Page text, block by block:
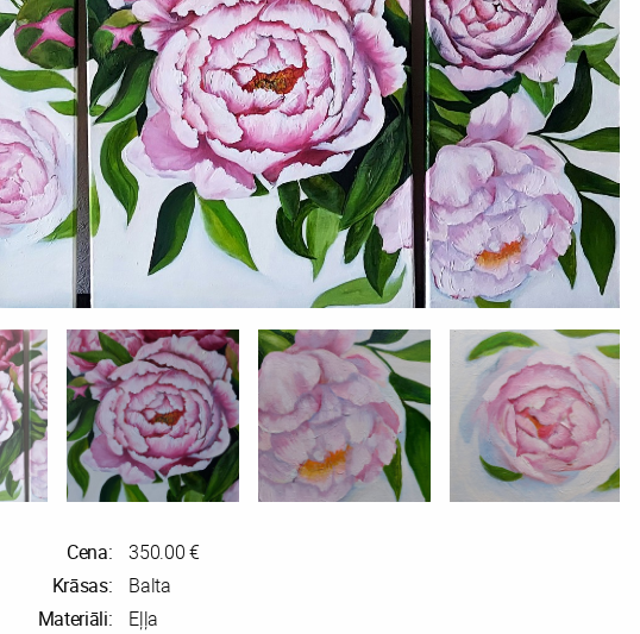
Cena:
350.00 €
Krāsas:
Balta
Materiāli:
Eļļa